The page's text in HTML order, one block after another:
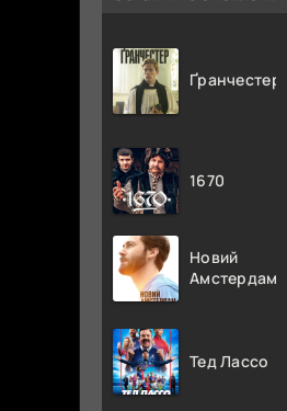
Ґранчестер
1670
Новий
Амстердам
Тед Лассо